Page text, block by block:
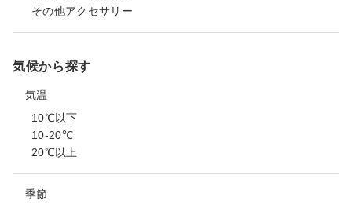
その他アクセサリー
気候から探す
気温
10℃以下
10-20℃
20℃以上
季節